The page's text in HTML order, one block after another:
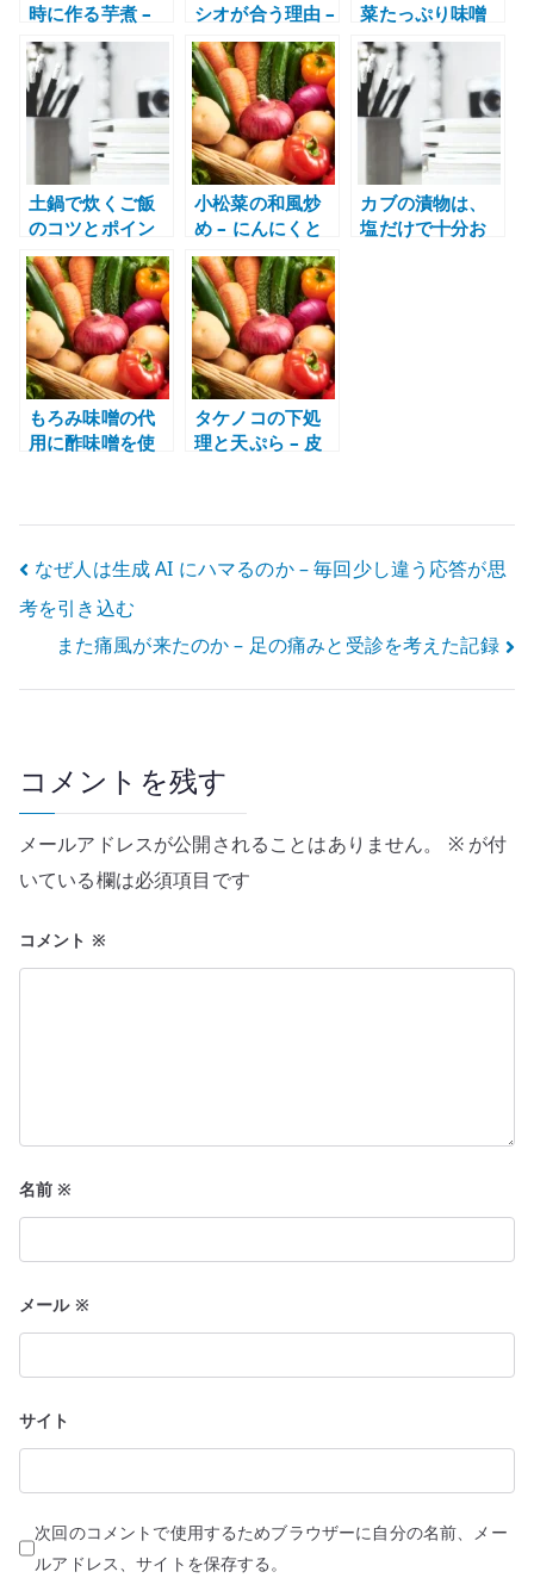
時に作る芋煮 –
食生活を戻す具
だくさん味噌汁
シオが合う理由 –
塩味とうま味で
野菜の甘みを引
き出す
菜たっぷり味噌
鍋のレシピ
土鍋で炊くご飯
のコツとポイン
ト – 浸水・火加
減・蒸らしで失
敗を減らす
小松菜の和風炒
め – にんにくと
生姜で青菜を食
べやすくする
カブの漬物は、
塩だけで十分お
もろみ味噌の代
用に酢味噌を使
タケノコの下処
理と天ぷら – 皮
投
稿
ゲ
ー
シ
ン
なぜ人は生成 AI にハマるのか – 毎回少し違う応答が思
考を引き込む
また痛風が来たのか – 足の痛みと受診を考えた記録
コメントを残す
メールアドレスが公開されることはありません。 ※が付
いている欄は必須項目です
コメント ※
名前※
メール ※
サイト
次回のコメントで使用するためブラウザーに自分の名前、メー
ルアドレス、サイトを保存する。